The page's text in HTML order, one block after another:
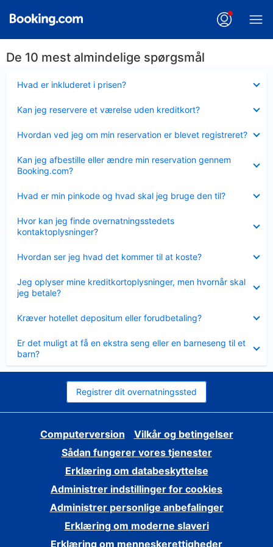
De 10 mest almindelige spørgsmål
Hvad er inkluderet i prisen?
Kan jeg reservere et værelse uden kreditkort?
Hvordan ved jeg om min reservation er blevet registreret?
Kan jeg afbestille eller ændre min reservation gennem
Booking.com?
Hvad er min pinkode og hvad skal jeg bruge den til?
Hvor kan jeg finde overnatningsstedets
kontaktoplysninger?
Hvordan ser jeg hvad det kommer til at koste?
Jeg oplyser mine kreditkortoplysninger, men hvornår skal
jeg betale?
Kræver hotellet depositum eller forudbetaling?
Er det muligt at få en ekstra seng eller en barneseng til et
barn?
Registrer dit overnatningssted
Computerversion
Vilkår og betingelser
Sådan fungerer vores tjenester
Erklæring om databeskyttelse
Administrer indstillinger for cookies
Administrer personlige anbefalinger
Erklæring om moderne slaveri
Erklæring om menneskerettigheder